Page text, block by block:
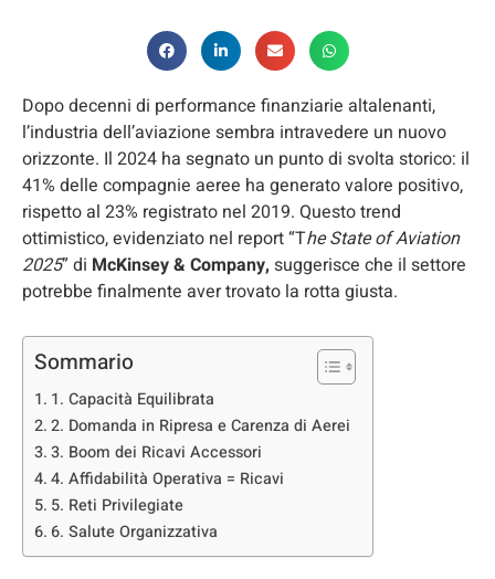
Dopo decenni di performance finanziarie altalenanti,
l’industria dell’aviazione sembra intravedere un nuovo
orizzonte. Il 2024 ha segnato un punto di svolta storico: il
41% delle compagnie aeree ha generato valore positivo,
rispetto al 23% registrato nel 2019. Questo trend
ottimistico, evidenziato nel report “The State of Aviation
2025” di McKinsey & Company, suggerisce che il settore
potrebbe finalmente aver trovato la rotta giusta.
Sommario
1. Capacità Equilibrata
2. Domanda in Ripresa e Carenza di Aerei
3. Boom dei Ricavi Accessori
4. Affidabilità Operativa = Ricavi
5. Reti Privilegiate
6. Salute Organizzativa